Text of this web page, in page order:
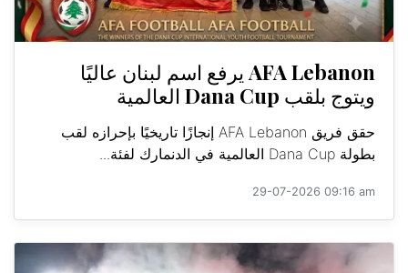
AFA Lebanon يرفع اسم لبنان عاليًا
ويتوج بلقب Dana Cup العالمية
حقق فريق AFA Lebanon إنجازًا تاريخيًا بإحرازه لقب
بطولة Dana Cup العالمية في الدنمارك لفئة...
29-07-2026 09:16 am